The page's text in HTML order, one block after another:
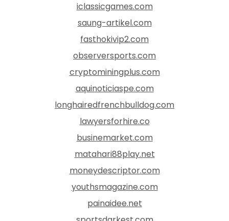
iclassicgames.com
saung-artikel.com
fasthokivip2.com
observersports.com
cryptominingplus.com
aquinoticiaspe.com
longhairedfrenchbulldog.com
lawyersforhire.co
businemarket.com
matahari88play.net
moneydescriptor.com
youthsmagazine.com
painaidee.net